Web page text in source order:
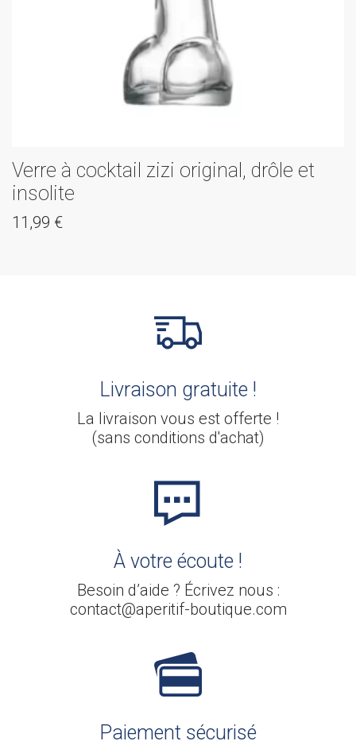
Verre à cocktail zizi original, drôle et
insolite
11,99 €
Livraison gratuite !
La livraison vous est offerte !
(sans conditions d'achat)
À votre écoute !
Besoin d’aide ? Écrivez nous :
contact@aperitif-boutique.com
Paiement sécurisé